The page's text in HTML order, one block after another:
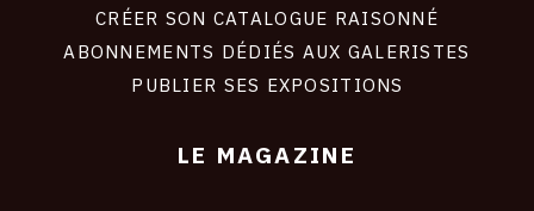
CRÉER SON CATALOGUE RAISONNÉ
ABONNEMENTS DÉDIÉS AUX GALERISTES
PUBLIER SES EXPOSITIONS
LE MAGAZINE